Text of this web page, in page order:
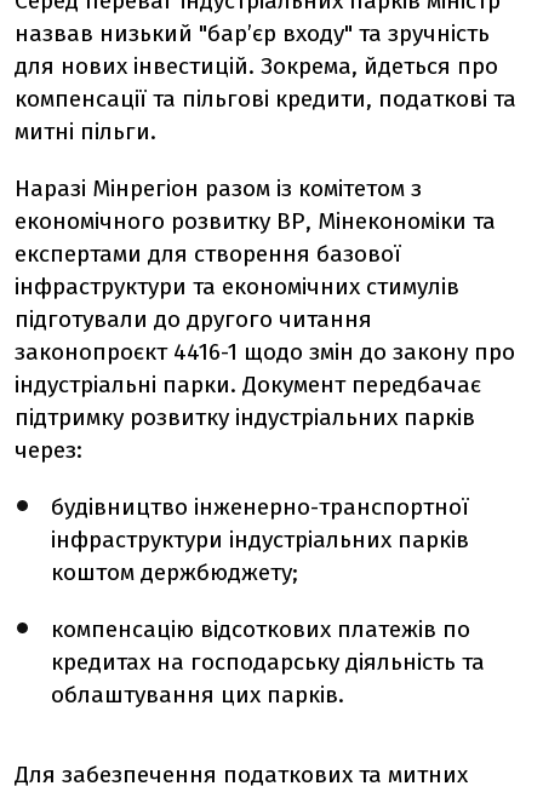
назвав низький "бар’єр входу" та зручність
для нових інвестицій. Зокрема, йдеться про
компенсації та пільгові кредити, податкові та
митні пільги.
Наразі Мінрегіон разом із комітетом з
економічного розвитку ВР, Мінекономіки та
експертами для створення базової
інфраструктури та економічних стимулів
підготували до другого читання
законопроєкт 4416-1 щодо змін до закону про
індустріальні парки. Документ передбачає
підтримку розвитку індустріальних парків
через:
будівництво інженерно-транспортної
інфраструктури індустріальних парків
коштом держбюджету;
компенсацію відсоткових платежів по
кредитах на господарську діяльність та
облаштування цих парків.
Для забезпечення податкових та митних